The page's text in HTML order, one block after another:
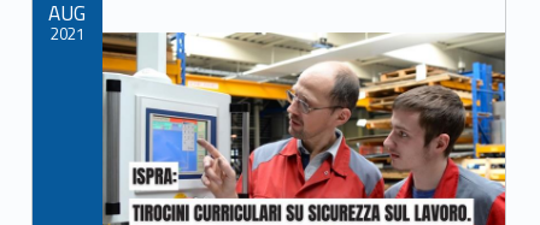
k
Link identifier archive #link-archive-thumb-soap-13635
AUG
2021